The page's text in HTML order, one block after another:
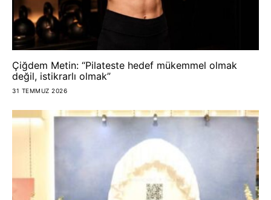
Çiğdem Metin: “Pilateste hedef mükemmel olmak
değil, istikrarlı olmak”
31 TEMMUZ 2026